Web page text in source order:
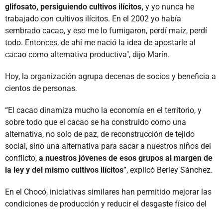
glifosato, persiguiendo cultivos ilícitos, y yo nunca he
trabajado con cultivos ilícitos. En el 2002 yo había
sembrado cacao, y eso me lo fumigaron, perdí maíz, perdí
todo. Entonces, de ahí me nació la idea de apostarle al
cacao como alternativa productiva", dijo Marín.
Hoy, la organización agrupa decenas de socios y beneficia a
cientos de personas.
“El cacao dinamiza mucho la economía en el territorio, y
sobre todo que el cacao se ha construido como una
alternativa, no solo de paz, de reconstrucción de tejido
social, sino una alternativa para sacar a nuestros niños del
conflicto, a nuestros jóvenes de esos grupos al margen de
la ley y del mismo cultivos ilícitos”, explicó Berley Sánchez.
En el Chocó, iniciativas similares han permitido mejorar las
condiciones de producción y reducir el desgaste físico del